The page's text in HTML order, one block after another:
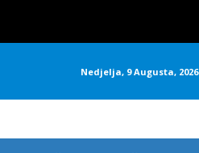
Nedjelja, 9 Augusta, 2026